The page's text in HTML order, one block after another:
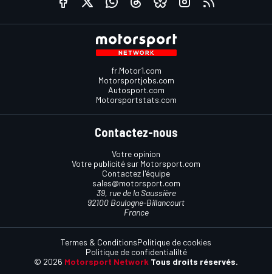
fr.Motor1.com
Motorsportjobs.com
Autosport.com
Motorsportstats.com
Contactez-nous
Votre opinion
Votre publicité sur Motorsport.com
Contactez l'équipe
sales@motorsport.com
39, rue de la Saussière
92100 Boulogne-Billancourt
France
© 2026 Motorsport Network Tous droits réservés.
Termes & ConditionsPolitique de cookies
Politique de confidentialilté